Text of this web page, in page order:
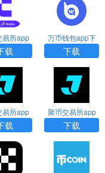
易所app
载最新版
载
万币钱包app下
载安装最新版
下载
易所app
载
载
聚币交易所app
官网下载
下载